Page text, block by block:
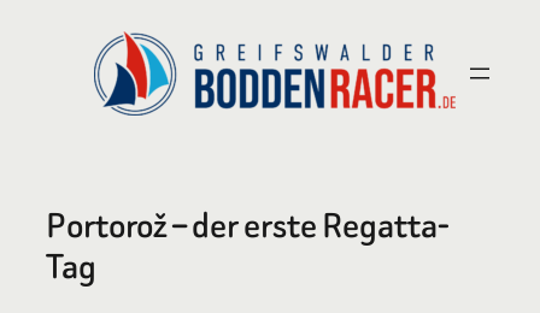
Portorož – der erste Regatta-
Tag